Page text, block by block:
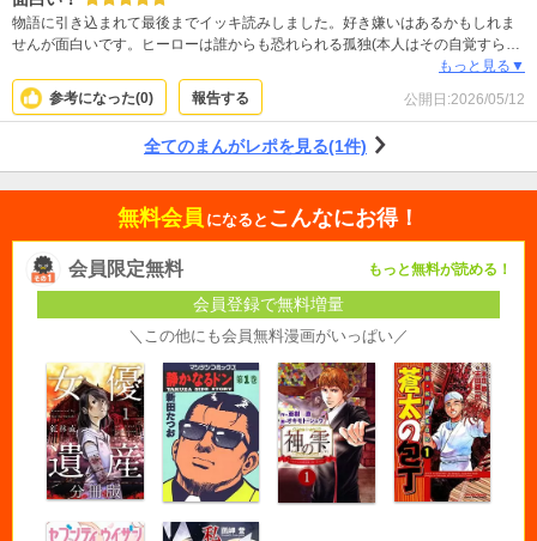
物語に引き込まれて最後までイッキ読みしました。好き嫌いはあるかもしれま
せんが面白いです。ヒーローは誰からも恐れられる孤独(本人はその自覚すらな
い)な強面クールイケメン。ヒロインは清々しいほどまっすぐ体当たりで愛情を
伝える幼女(？)。この２人が謎の黒幕たちに翻弄されながら愛を育んでいくとい
うサスペンス要素もあるファンタジーです。難があるとすればヒロインが見た
てしまって残念でした。それと、悪意が無かったとしてもお膳立てした人たち
にお仕置きが無かったので、ほんの少しモヤモヤした読後感でした。とはいえ
読んで損は無い面白さです。
もっと見る▼
参考になった(0) 報告する 公開日:2026/05/12
全てのまんがレポを見る(1件)
無料会員 になると こんなにお得！
会員限定無料 もっと無料が読める！
会員登録で無料増量
＼この他にも会員無料漫画がいっぱい／